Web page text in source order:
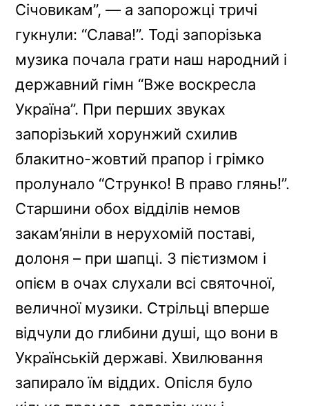
Січовикам”, — а запорожці тричі
гукнули: “Слава!”. Тоді запорізька
музика почала грати наш народний і
державний гімн “Вже воскресла
Україна”. При перших звуках
запорізький хорунжий схилив
блакитно-жовтий прапор і грімко
пролунало “Струнко! В право глянь!”.
Старшини обох відділів немов
закам’яніли в нерухомій поставі,
долоня – при шапці. 3 пієтизмом і
опієм в очах слухали всі святочної,
величної музики. Стрільці вперше
відчули до глибини душі, що вони в
Українській державі. Хвилювання
запирало їм віддих. Опісля було